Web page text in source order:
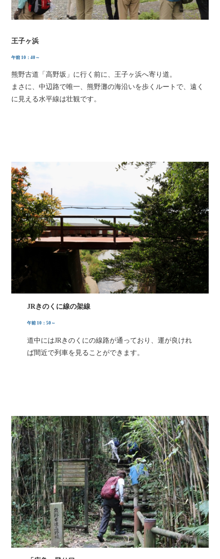
王子ヶ浜
午前 10：40～
熊野古道「高野坂」に行く前に、王子ヶ浜へ寄り道。
まさに、中辺路で唯一、熊野灘の海沿いを歩くルートで、遠く
に見える水平線は壮観です。
JRきのくに線の架線
午前 10：50～
道中にはJRきのくにの線路が通っており、運が良けれ
ば間近で列車を見ることができます。